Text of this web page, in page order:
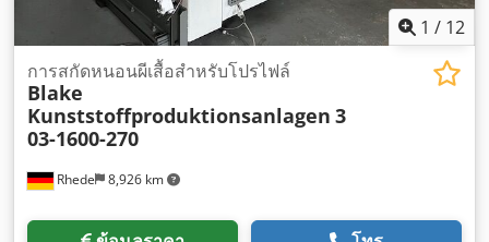
1 / 12
Rhede 8,926 km
การสกัดหนอนผีเสื้อสำหรับโปรไฟล์
Blake
Kunststoffproduktionsanlagen 3
03-1600-270